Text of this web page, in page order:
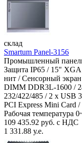
склад
Smartum Panel-3156
Промышленный
Защита IP65 / 15"
нит / Сенсорный
DIMM DDR3L-1600 /
232/422/485 / 2 x USB
PCI Express Mini Card
Рабочая температура
109 435.92 руб. с НДС
1 331.88 у.е.